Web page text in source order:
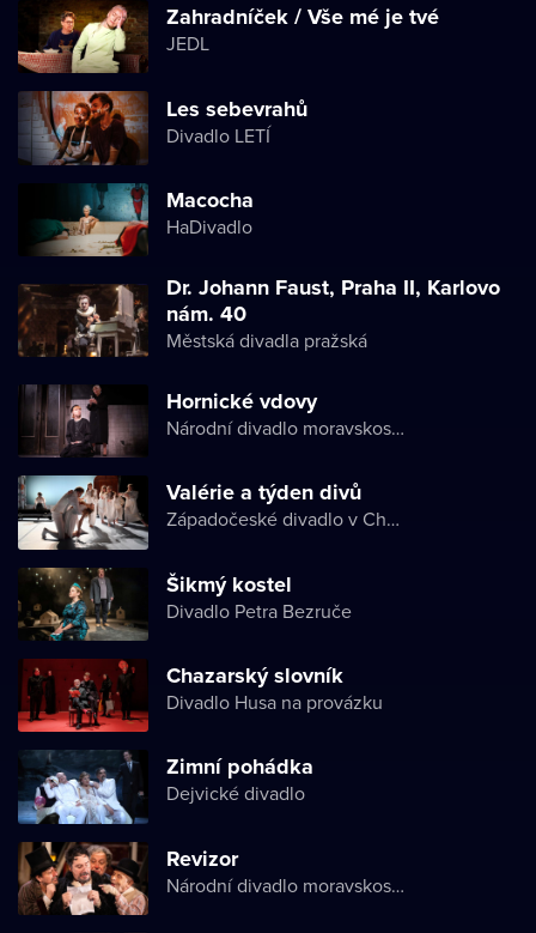
Zahradníček / Vše mé je tvé
JEDL
Les sebevrahů
Divadlo LETÍ
Macocha
HaDivadlo
Dr. Johann Faust, Praha II, Karlovo
nám. 40
Městská divadla pražská
Hornické vdovy
Národní divadlo moravskoslezské
Valérie a týden divů
Západočeské divadlo v Chebu
Šikmý kostel
Divadlo Petra Bezruče
Chazarský slovník
Divadlo Husa na provázku
Zimní pohádka
Dejvické divadlo
Revizor
Národní divadlo moravskoslezské